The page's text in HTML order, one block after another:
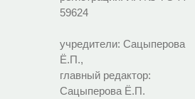
59624
учредители: Сацыперова
Ё.П.,
главный редактор:
Сацыперова Ё.П.